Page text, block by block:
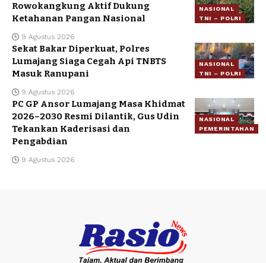
NASIONAL
TNI – POLRI
Rowokangkung Aktif Dukung
Ketahanan Pangan Nasional
9 Agustus 2026
NASIONAL
TNI – POLRI
Sekat Bakar Diperkuat, Polres
Lumajang Siaga Cegah Api TNBTS
Masuk Ranupani
9 Agustus 2026
NASIONAL
PEMERINTAHAN
PC GP Ansor Lumajang Masa Khidmat
2026–2030 Resmi Dilantik, Gus Udin
Tekankan Kaderisasi dan
Pengabdian
9 Agustus 2026